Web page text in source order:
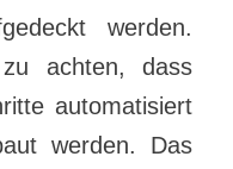
werden.
achten, dass
automatisiert
werden. Das